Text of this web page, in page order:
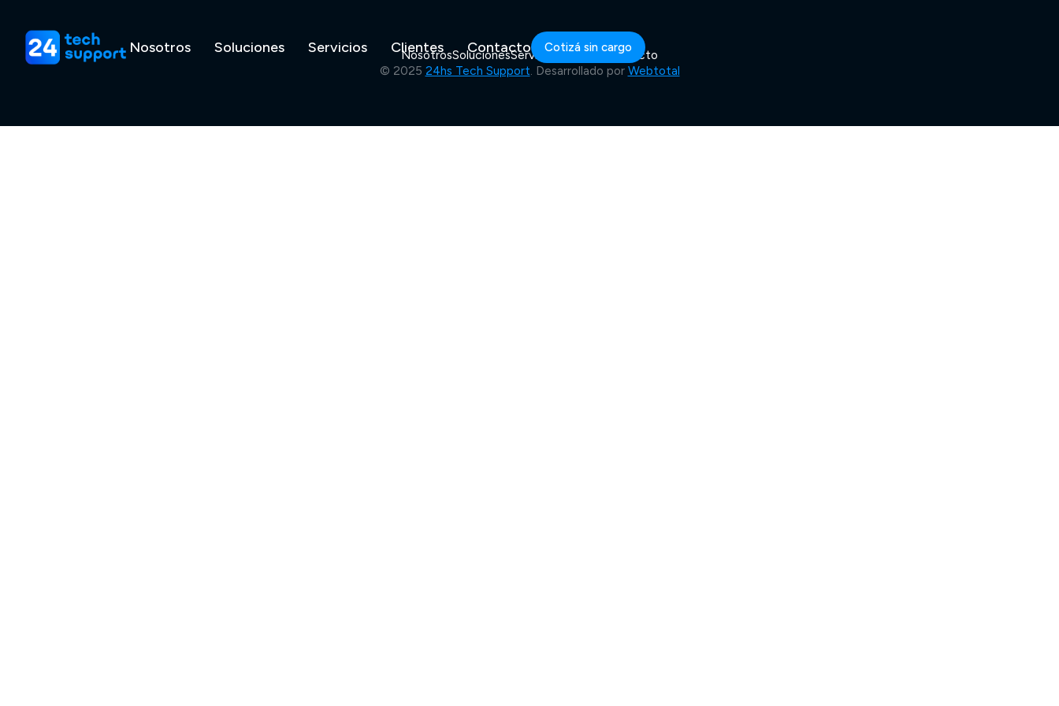
Nosotros Soluciones Servicios Clientes Contacto Cotizá sin cargo
NosotrosSolucionesServiciosClientesContacto
© 2025 24hs Tech Support. Desarrollado por Webtotal